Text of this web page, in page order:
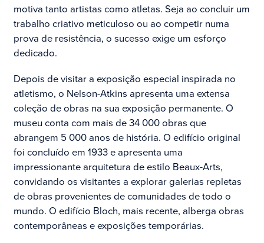
motiva tanto artistas como atletas. Seja ao concluir um
trabalho criativo meticuloso ou ao competir numa
prova de resistência, o sucesso exige um esforço
dedicado.
Depois de visitar a exposição especial inspirada no
atletismo, o Nelson-Atkins apresenta uma extensa
coleção de obras na sua exposição permanente. O
museu conta com mais de 34 000 obras que
abrangem 5 000 anos de história. O edifício original
foi concluído em 1933 e apresenta uma
impressionante arquitetura de estilo Beaux-Arts,
convidando os visitantes a explorar galerias repletas
de obras provenientes de comunidades de todo o
mundo. O edifício Bloch, mais recente, alberga obras
contemporâneas e exposições temporárias.